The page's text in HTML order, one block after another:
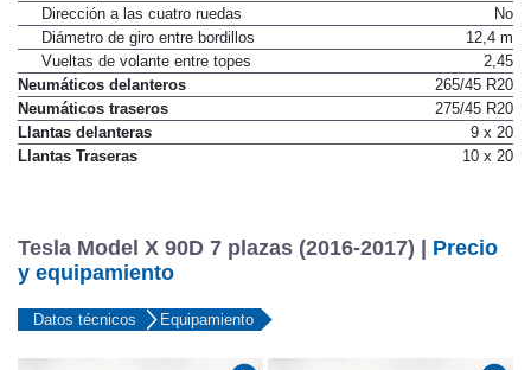
Dirección a las cuatro ruedas
No
Diámetro de giro entre bordillos
12,4 m
Vueltas de volante entre topes
2,45
Neumáticos delanteros
265/45 R20
Neumáticos traseros
275/45 R20
Llantas delanteras
9 x 20
Llantas Traseras
10 x 20
Tesla Model X 90D 7 plazas (2016-2017) | Precio
y equipamiento
Datos técnicos Equipamiento